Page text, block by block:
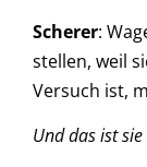
Scherer:
stellen, weil
Versuch ist,
Und das ist